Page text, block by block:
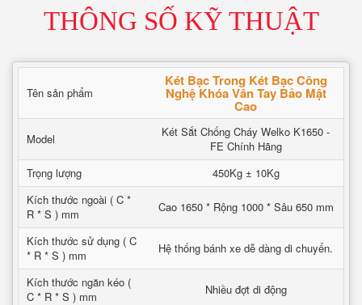
THÔNG SỐ KỸ THUẬT
Tên sản phẩm
Két Bạc Trong Két Bạc Công
Nghệ Khóa Vân Tay Bảo Mật
Cao
Model
Két Sắt Chống Cháy Welko K1650 -
FE Chính Hãng
Trọng lượng
450Kg ± 10Kg
Kích thước ngoài ( C *
R * S ) mm
Cao 1650 * Rộng 1000 * Sâu 650 mm
Kích thước sử dụng ( C
* R * S ) mm
Hệ thống bánh xe dễ dàng di chuyển.
Kích thước ngăn kéo (
C * R * S ) mm
Nhiều đợt di động